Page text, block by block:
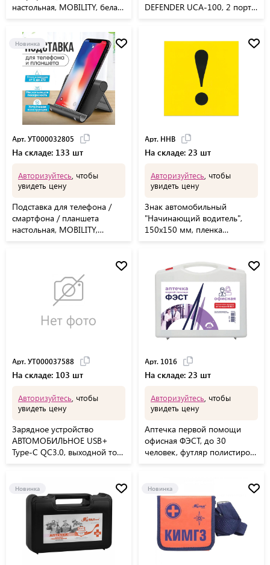
настольная, MOBILITY, белая,
DEFENDER UCA-100, 2 порта
Новинка
Арт. УТ000032805
На складе: 133 шт
Авторизуйтесь , чтобы
увидеть цену
Подставка для телефона /
смартфона / планшета
настольная, MOBILITY,
Арт. ННВ
На складе: 23 шт
Авторизуйтесь , чтобы
увидеть цену
Знак автомобильный
"Начинающий водитель",
150х150 мм, пленка
Арт. УТ000037588
На складе: 103 шт
Авторизуйтесь , чтобы
увидеть цену
Зарядное устройство
АВТОМОБИЛЬНОЕ USB+
Type-C QC3.0, выходной ток
Арт. 1016
На складе: 23 шт
Авторизуйтесь , чтобы
увидеть цену
Аптечка первой помощи
офисная ФЭСТ, до 30
человек, футляр полистирол,
Новинка Новинка